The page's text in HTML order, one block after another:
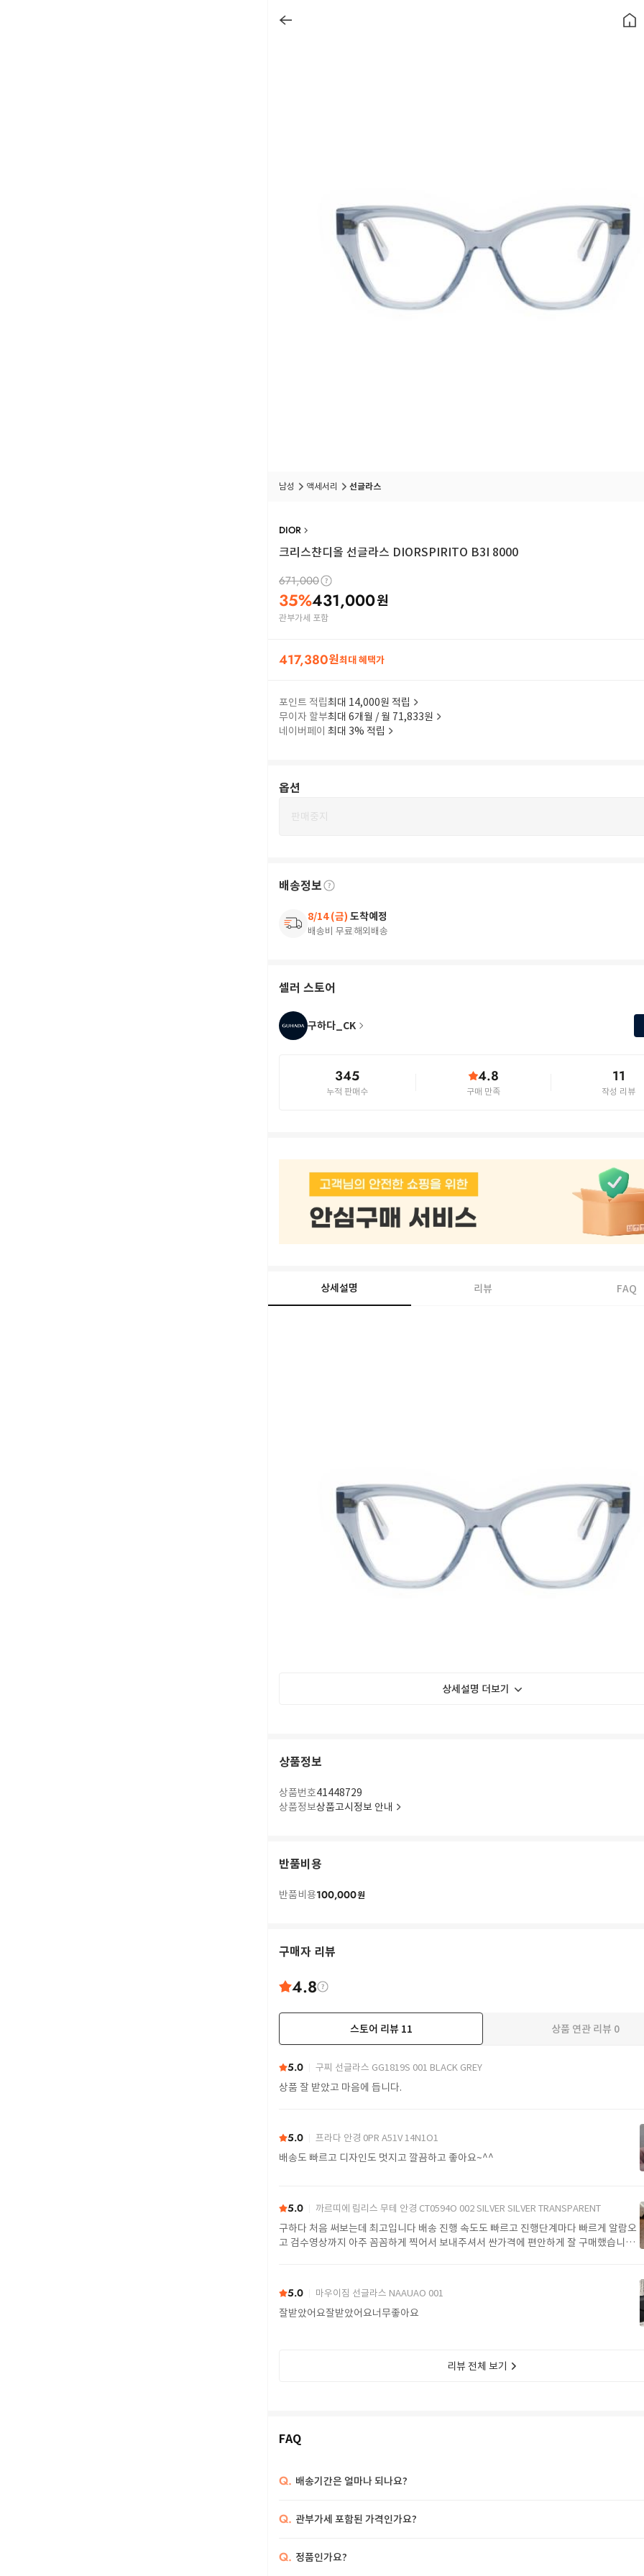
남성 액세서리 선글라스
DIOR
크리스챤디올 선글라스 DIORSPIRITO B3I 8000
671,000
35%431,000원
관부가세 포함
417,380원최대 혜택가
포인트 적립최대 14,000원 적립
무이자 할부최대 6개월 / 월 71,833원
네이버페이 최대 3% 적립
옵션
판매중지
배송정보
8/14 (금) 도착예정
배송비 무료해외배송
셀러 스토어
구하다_CK
345
누적 판매수
4.8
구매 만족
11
작성 리뷰
상세설명 리뷰 FAQ
상세설명 더보기
상품정보
상품번호41448729
상품정보상품고시정보 안내
반품비용
반품비용100,000원
구매자 리뷰
4.8
스토어 리뷰 11 상품 연관 리뷰 0
5.0 구찌 선글라스 GG1819S 001 BLACK GREY
상품 잘 받았고 마음에 듭니다.
5.0 프라다 안경 0PR A51V 14N1O1
배송도 빠르고 디자인도 멋지고 깔끔하고 좋아요~^^
5.0 까르띠에 림리스 무테 안경 CT0594O 002 SILVER SILVER TRANSPARENT
구하다 처음 써보는데 최고입니다 배송 진행 속도도 빠르고 진행단계마다 빠르게 알람오
고 검수영상까지 아주 꼼꼼하게 찍어서 보내주셔서 싼가격에 편안하게 잘 구매했습니다.
5.0 마우이짐 선글라스 NAAUAO 001
잘받았어요잘받았어요너무좋아요
리뷰 전체 보기
FAQ
Q. 배송기간은 얼마나 되나요?
Q. 관부가세 포함된 가격인가요?
Q. 정품인가요?